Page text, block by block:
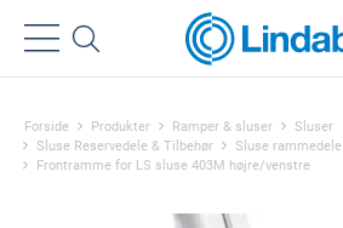
Forside Produkter Ramper & sluser
Sluser
Sluse Reservedele & Tilbehør
Sluse rammedele
Frontramme for LS sluse 403M højre/venstre